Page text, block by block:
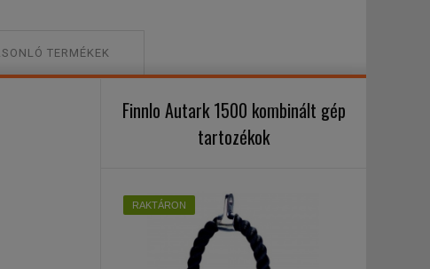
TERMÉKEK
Finnlo Autark 1500 kombinált gép
tartozékok
RAKTÁRON